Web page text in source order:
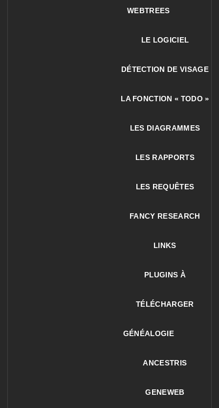
WEBTREES
LE LOGICIEL
DÉTECTION DE VISAGE
LA FONCTION « TODO »
LES DIAGRAMMES
LES RAPPORTS
LES REQUÊTES
FANCY RESEARCH
LINKS
PLUGINS À
TÉLÉCHARGER
GÉNÉALOGIE
ANCESTRIS
GENEWEB